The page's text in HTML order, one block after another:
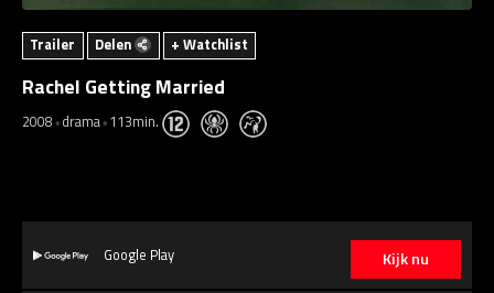
Trailer Delen + Watchlist
Rachel Getting Married
2008 drama 113min.
Kijk nu
Google Play